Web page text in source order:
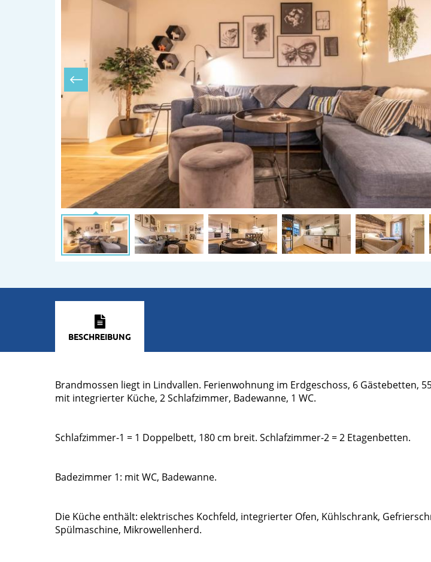
BESCHREIBUNG
Brandmossen liegt in Lindvallen. Ferienwohnung im Erdgeschoss, 6 Gästebetten,
mit integrierter Küche, 2 Schlafzimmer, Badewanne, 1 WC.
Schlafzimmer-1 = 1 Doppelbett, 180 cm breit. Schlafzimmer-2 = 2 Etagenbetten.
Badezimmer 1: mit WC, Badewanne.
Die Küche enthält: elektrisches Kochfeld, integrierter Ofen, Kühlschrank,
Spülmaschine, Mikrowellenherd.